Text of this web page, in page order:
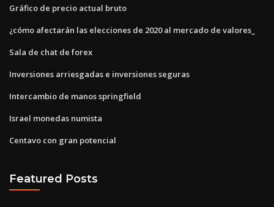
Gráfico de precio actual bruto
¿cómo afectarán las elecciones de 2020 al mercado de valores_
Sala de chat de forex
Inversiones arriesgadas e inversiones seguras
Intercambio de manos springfield
Israel monedas numista
Centavo con gran potencial
Featured Posts